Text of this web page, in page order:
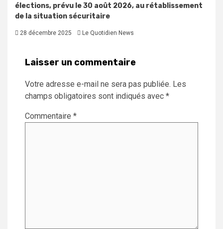
élections, prévu le 30 août 2026, au rétablissement
de la situation sécuritaire
28 décembre 2025 Le Quotidien News
Laisser un commentaire
Votre adresse e-mail ne sera pas publiée. Les
champs obligatoires sont indiqués avec *
Commentaire *